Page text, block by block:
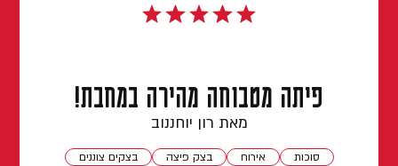
פיתה מטבוחה מהירה במחבת!
מאת רון יוחננוב
סוכות אירוח בצק פיצה בצקים צוננים